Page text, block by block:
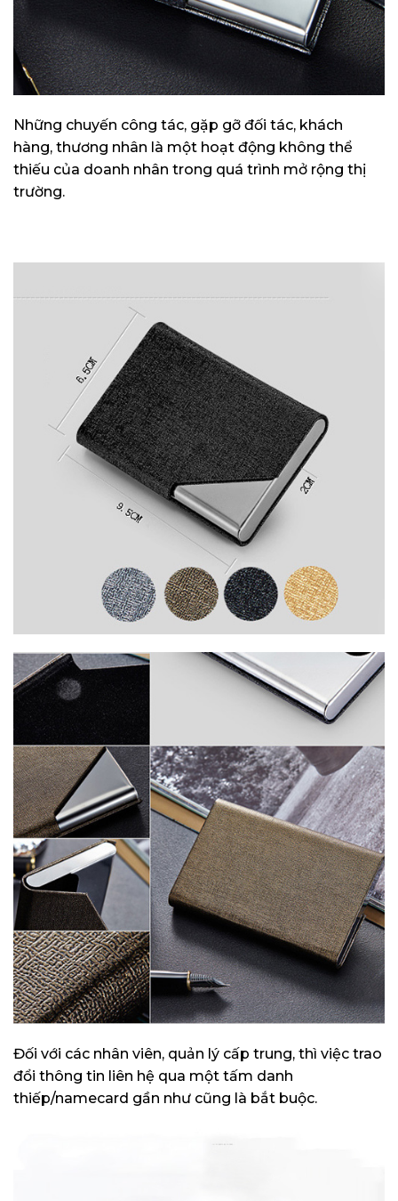
Những chuyến công tác, gặp gỡ đối tác, khách
hàng, thương nhân là một hoạt động không thể
thiếu của doanh nhân trong quá trình mở rộng thị
trường.
Đối với các nhân viên, quản lý cấp trung, thì việc trao
đổi thông tin liên hệ qua một tấm danh
thiếp/namecard gần như cũng là bắt buộc.